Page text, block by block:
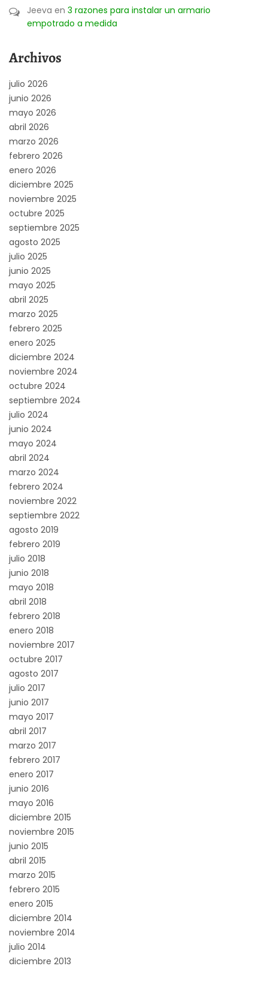
Jeeva en 3 razones para instalar un armario
empotrado a medida
Archivos
julio 2026
junio 2026
mayo 2026
abril 2026
marzo 2026
febrero 2026
enero 2026
diciembre 2025
noviembre 2025
octubre 2025
septiembre 2025
agosto 2025
julio 2025
junio 2025
mayo 2025
abril 2025
marzo 2025
febrero 2025
enero 2025
diciembre 2024
noviembre 2024
octubre 2024
septiembre 2024
julio 2024
junio 2024
mayo 2024
abril 2024
marzo 2024
febrero 2024
noviembre 2022
septiembre 2022
agosto 2019
febrero 2019
julio 2018
junio 2018
mayo 2018
abril 2018
febrero 2018
enero 2018
noviembre 2017
octubre 2017
agosto 2017
julio 2017
junio 2017
mayo 2017
abril 2017
marzo 2017
febrero 2017
enero 2017
junio 2016
mayo 2016
diciembre 2015
noviembre 2015
junio 2015
abril 2015
marzo 2015
febrero 2015
enero 2015
diciembre 2014
noviembre 2014
julio 2014
diciembre 2013